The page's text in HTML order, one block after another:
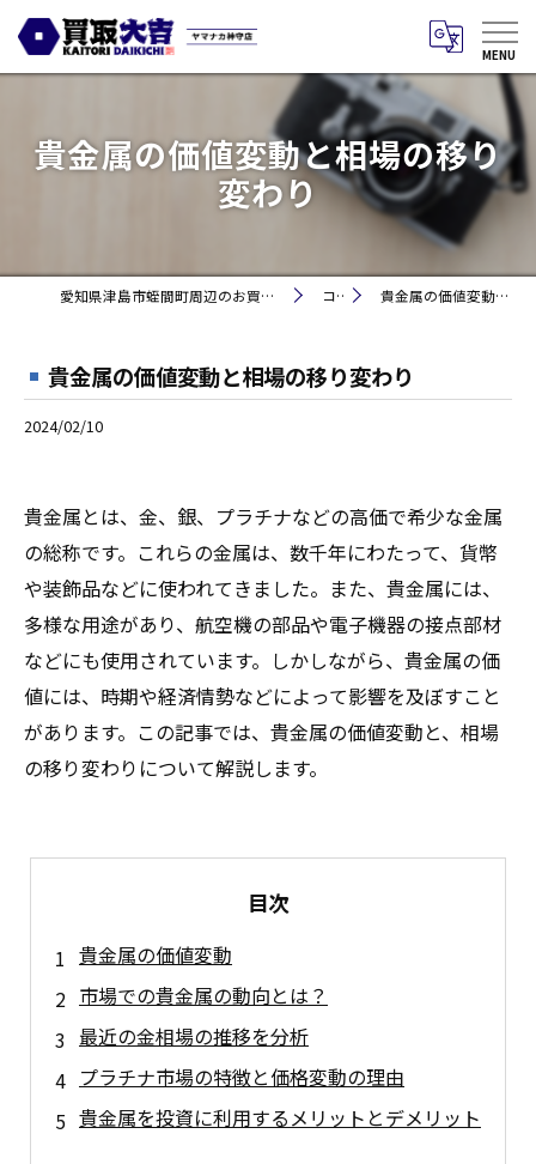
貴金属の価値変動と相場の移り
変わり
愛知県津島市蛭間町周辺のお買取りなら買取大吉 ヤマナカ神守店 コラム 貴金属の価値変動と相場の移り変わり
貴金属の価値変動と相場の移り変わり
2024/02/10
貴金属とは、金、銀、プラチナなどの高価で希少な金属
の総称です。これらの金属は、数千年にわたって、貨幣
や装飾品などに使われてきました。また、貴金属には、
多様な用途があり、航空機の部品や電子機器の接点部材
などにも使用されています。しかしながら、貴金属の価
値には、時期や経済情勢などによって影響を及ぼすこと
があります。この記事では、貴金属の価値変動と、相場
の移り変わりについて解説します。
目次
貴金属の価値変動
市場での貴金属の動向とは？
最近の金相場の推移を分析
プラチナ市場の特徴と価格変動の理由
貴金属を投資に利用するメリットとデメリット